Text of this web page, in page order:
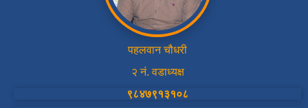
पहलवान चौधरी
२ नं. वडाध्यक्ष
९८४७९१३१०८